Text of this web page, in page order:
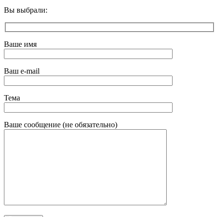
Вы выбрали:
Ваше имя
Ваш e-mail
Тема
Ваше сообщение (не обязательно)